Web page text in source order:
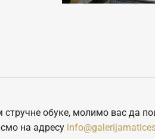
стручне обуке, молимо вас да
на адресу